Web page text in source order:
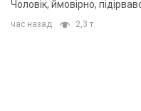
Чоловік, ймовірно,
час назад 2,3 т.